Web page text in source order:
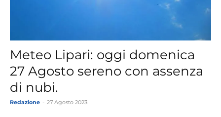
Meteo Lipari: oggi domenica
27 Agosto sereno con assenza
di nubi.
Redazione 27 Agosto 2023